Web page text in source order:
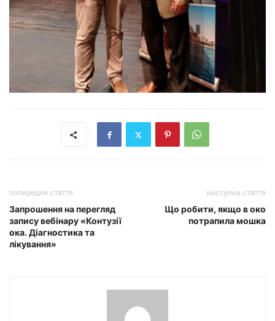
попередня стаття
Запрошення на перегляд
запису вебінару «Контузії
ока. Діагностика та
лікування»
наступна стаття
Що робити, якщо в око
потрапила мошка